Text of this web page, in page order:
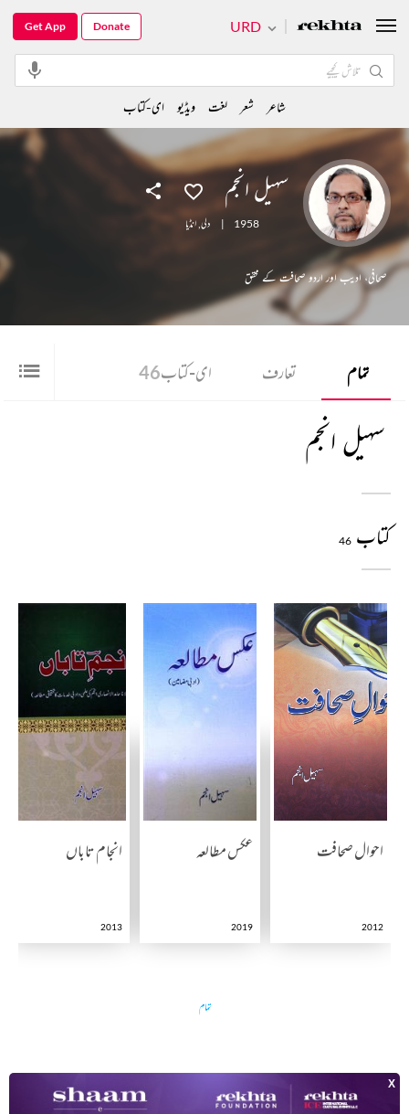
سہیل انجم
1958
| دلی,انڈیا
صحافی، ادیب اور اردو صحافت کے محقق
تمام تعارف ای-کتاب46
سہیل انجم
کتاب 46
احوال صحافت
2012
عکس مطالعہ
2019
انجام تاباں
2013
تمام
URD
Get App Donate
شاعر شعر لغت ویڈیو ای-کتاب